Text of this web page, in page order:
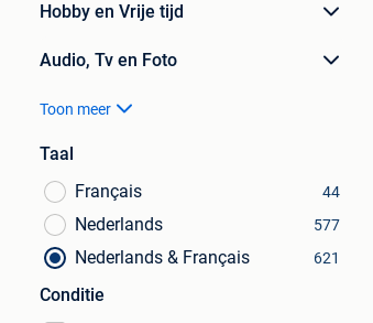
Hobby en Vrije tijd
Audio, Tv en Foto
Toon meer
Taal
Français
44
Nederlands 577
Nederlands & Français 621
Conditie